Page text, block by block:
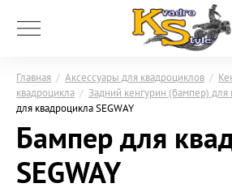
Главная / Аксессуары для квадроциклов /
квадроцикла / Задний кенгурин (бампер) для
для квадроцикла SEGWAY
Бампер для
SEGWAY